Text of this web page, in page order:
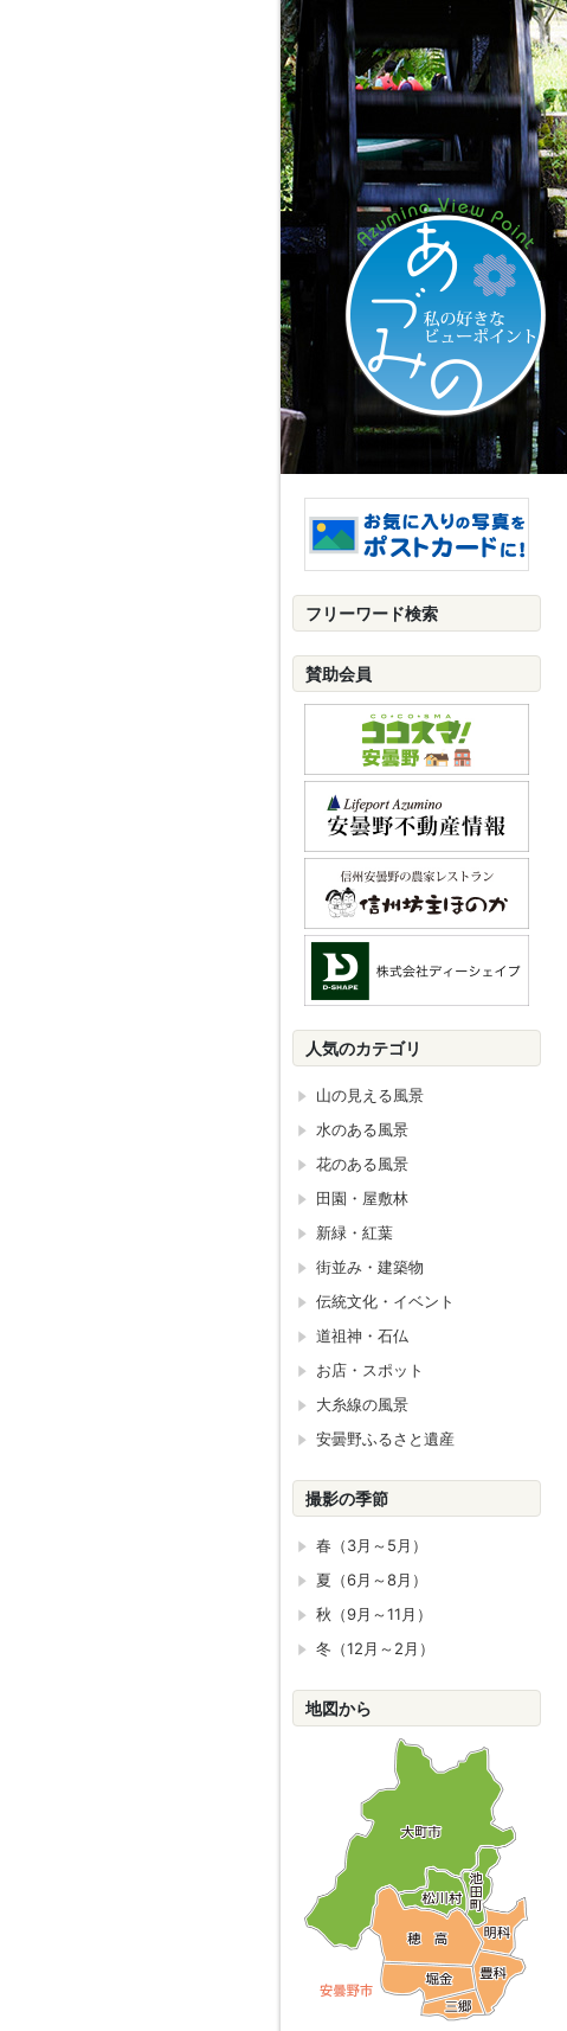
フリーワード検索
賛助会員
人気のカテゴリ
山の見える風景
水のある風景
花のある風景
田園・屋敷林
新緑・紅葉
街並み・建築物
伝統文化・イベント
道祖神・石仏
お店・スポット
大糸線の風景
安曇野ふるさと遺産
撮影の季節
春（3月～5月）
夏（6月～8月）
秋（9月～11月）
冬（12月～2月）
地図から